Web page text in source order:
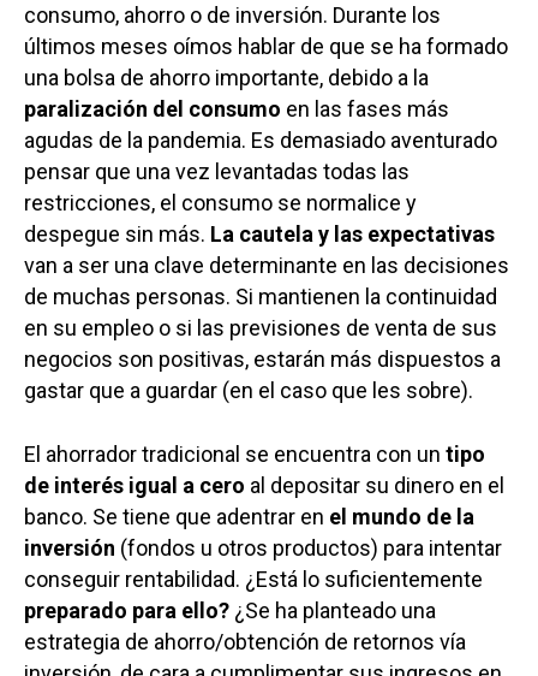
consumo, ahorro o de inversión. Durante los
últimos meses oímos hablar de que se ha formado
una bolsa de ahorro importante, debido a la
paralización del consumo en las fases más
agudas de la pandemia. Es demasiado aventurado
pensar que una vez levantadas todas las
restricciones, el consumo se normalice y
despegue sin más. La cautela y las expectativas
van a ser una clave determinante en las decisiones
de muchas personas. Si mantienen la continuidad
en su empleo o si las previsiones de venta de sus
negocios son positivas, estarán más dispuestos a
gastar que a guardar (en el caso que les sobre).
El ahorrador tradicional se encuentra con un tipo
de interés igual a cero al depositar su dinero en el
banco. Se tiene que adentrar en el mundo de la
inversión (fondos u otros productos) para intentar
conseguir rentabilidad. ¿Está lo suficientemente
preparado para ello? ¿Se ha planteado una
estrategia de ahorro/obtención de retornos vía